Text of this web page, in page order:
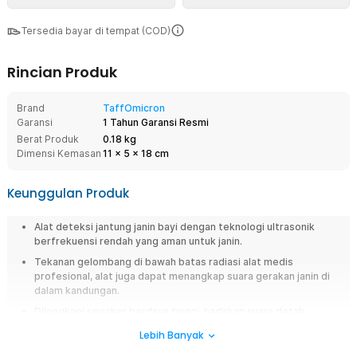
Tersedia bayar di tempat (COD)
Rincian Produk
Brand
TaffOmicron
Garansi
1 Tahun Garansi Resmi
Berat Produk
0.18 kg
Dimensi Kemasan 11 x 5 x 18 cm
Keunggulan Produk
Alat deteksi jantung janin bayi dengan teknologi ultrasonik
berfrekuensi rendah yang aman untuk janin.
Tekanan gelombang di bawah batas radiasi alat medis
profesional, alat juga dapat menangkap suara gerakan janin di
dalam kandungan.
Lebih Banyak